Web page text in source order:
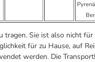
tragen. Sie ist also nicht
für zu Hause, auf
werden. Die